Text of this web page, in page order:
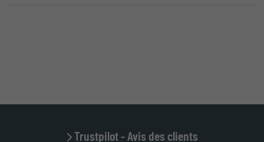
Trustpilot - Avis des clients